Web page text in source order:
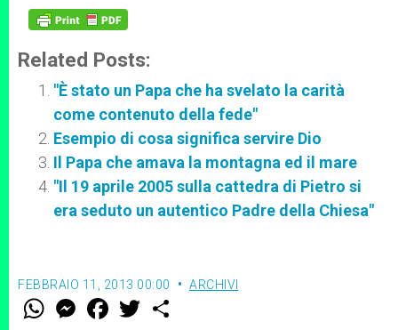
Related Posts:
"È stato un Papa che ha svelato la carità
come contenuto della fede"
Esempio di cosa significa servire Dio
Il Papa che amava la montagna ed il mare
"Il 19 aprile 2005 sulla cattedra di Pietro si
era seduto un autentico Padre della Chiesa"
FEBBRAIO 11, 2013 00:00 ARCHIVI
W M
e
F
a w